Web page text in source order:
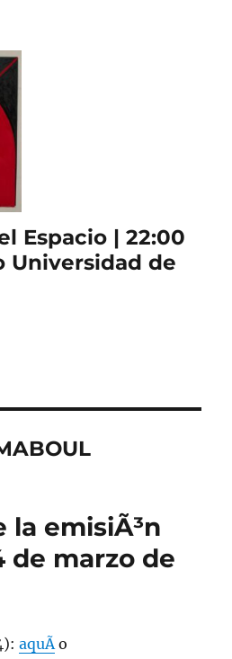
Espacio | 22:00
Universidad de
la emisiÃ³n
de marzo de
aquÃ­o